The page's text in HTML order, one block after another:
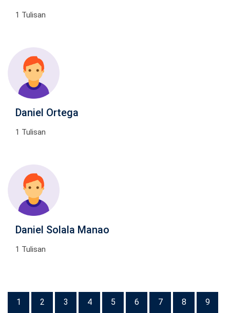
1 Tulisan
Daniel Ortega
1 Tulisan
Daniel Solala Manao
1 Tulisan
1 2 3 4 5 6 7 8 9